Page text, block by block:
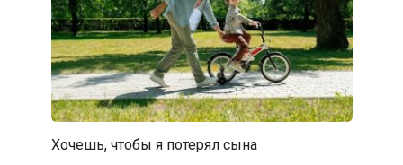
Хочешь, чтобы я потерял сына